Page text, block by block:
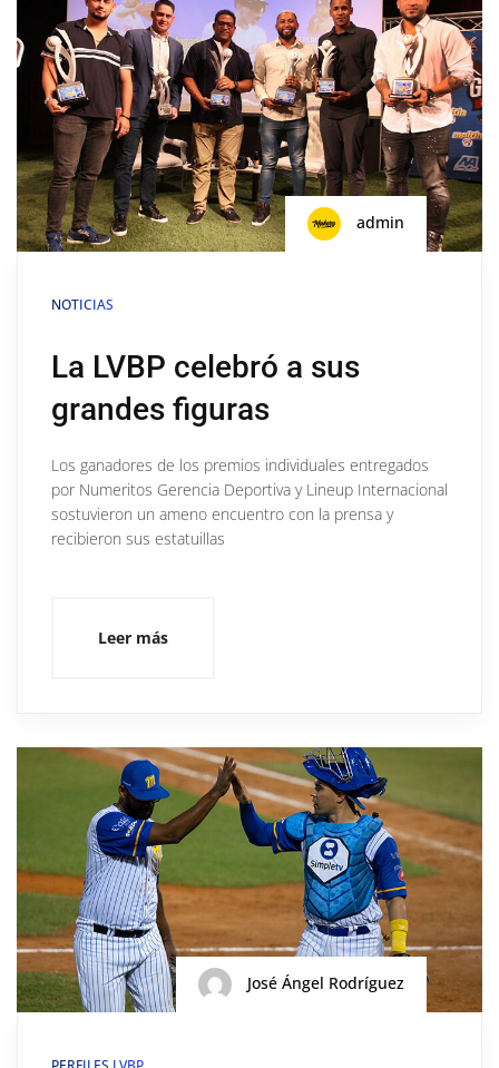
admin
NOTICIAS
La LVBP celebró a sus
grandes figuras
Los ganadores de los premios individuales entregados
por Numeritos Gerencia Deportiva y Lineup Internacional
sostuvieron un ameno encuentro con la prensa y
recibieron sus estatuillas
Leer más
José Ángel Rodríguez